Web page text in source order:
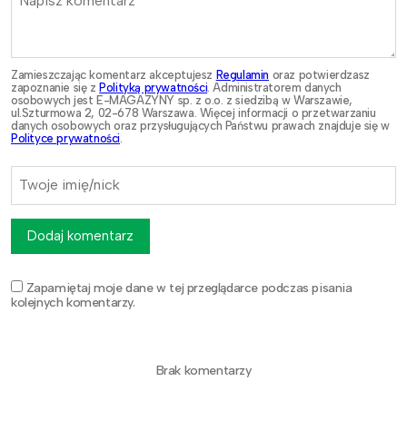
Zamieszczając komentarz akceptujesz Regulamin oraz potwierdzasz
zapoznanie się zPolityką prywatności . Administratorem danych
osobowych jest E-MAGAZYNY sp. z o.o. z siedzibą w Warszawie,
ul.Szturmowa 2, 02-678 Warszawa. Więcej informacji o przetwarzaniu
danych osobowych oraz przysługujących Państwu prawach znajduje się w
Polityce prywatności
Zapamiętaj moje dane w tej przeglądarce podczas pisania
kolejnych komentarzy.
Dodaj komentarz
Brak komentarzy